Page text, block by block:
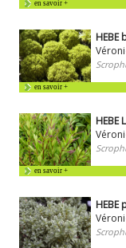
en savoir +
HEBE
en savoir +
HEBE
en savoir +
HEBE